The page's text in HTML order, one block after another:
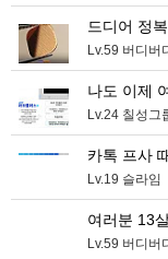
드디어 정
Lv.59 버디버
나도 이제
Lv.24 칠성그
카톡 프사
Lv.19 슬라임
여러분 13
Lv.59 버디버